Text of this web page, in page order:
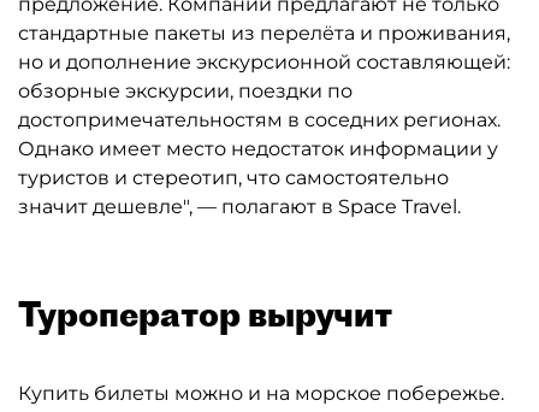
стандартные пакеты из перелёта и проживания,
но и дополнение экскурсионной составляющей:
обзорные экскурсии, поездки по
достопримечательностям в соседних регионах.
Однако имеет место недостаток информации у
туристов и стереотип, что самостоятельно
значит дешевле", — полагают в Space Travel.
Туроператор выручит
Купить билеты можно и на морское побережье.